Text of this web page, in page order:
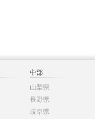
中部
山梨県
長野県
岐阜県